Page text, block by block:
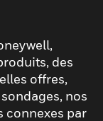
des
offres,
nos
connexes par